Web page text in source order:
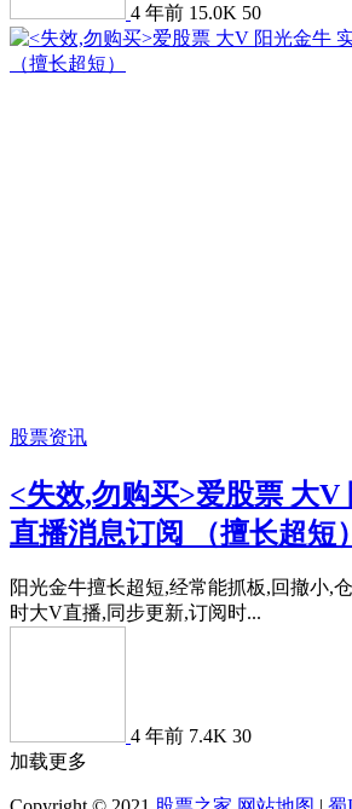
4 年前 15.0K 50
股票资讯
<失效,勿购买>爱股票 大V
直播消息订阅 （擅长超短）
阳光金牛擅长超短,经常能抓板,回撤小,
时大V直播,同步更新,订阅时...
4 年前 7.4K 30
加载更多